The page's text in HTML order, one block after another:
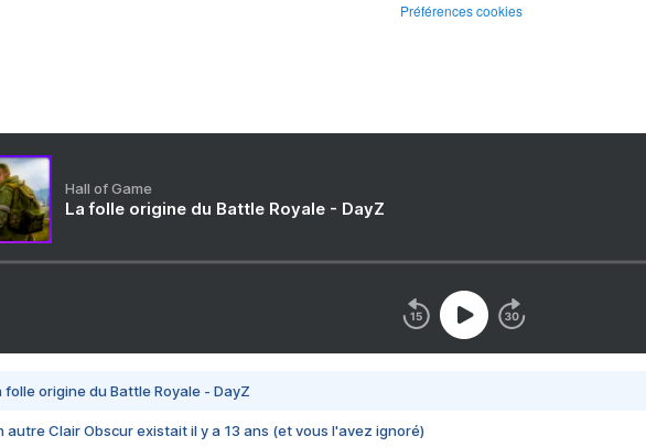
Préférences cookies
Hall of Game
La folle origine du Battle Royale - DayZ
folle origine du Battle Royale - DayZ
autre Clair Obscur existait il y a 13 ans (et vous l'avez ignoré)